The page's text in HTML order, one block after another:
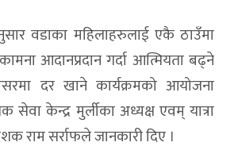
वडाका महिलाहरुलाई एकै ठाउँमा
आदानप्रदान गर्दा आत्मियता बढ्ने
दर खाने कार्यक्रमको आयोजना
सेवा केन्द्र मुर्लीका अध्यक्ष एवम् यात्रा
राम सर्राफले जानकारी दिए ।